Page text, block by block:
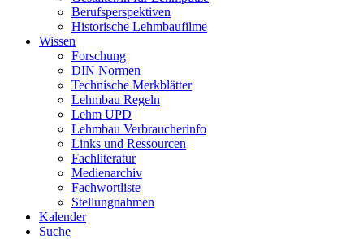
Berufsperspektiven
Historische Lehmbaufilme
Wissen
Forschung
DIN Normen
Technische Merkblätter
Lehmbau Regeln
Lehm UPD
Lehmbau Verbraucherinfo
Links und Ressourcen
Fachliteratur
Medienarchiv
Fachwortliste
Stellungnahmen
Kalender
Suche